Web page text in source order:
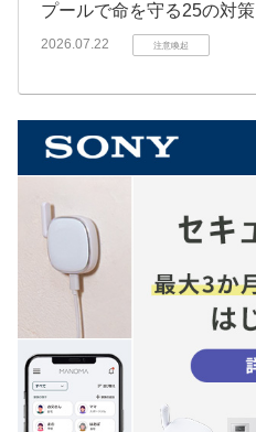
プールで命を守る25の対策
2026.07.22 注意喚起